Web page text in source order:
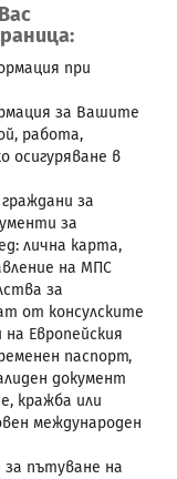
при
за Вашите
работа,
осигуряване в
за
за
лична карта,
на МПС
за
от консулските
Европейския
паспорт,
документ
кражба или
международен
пътуване на